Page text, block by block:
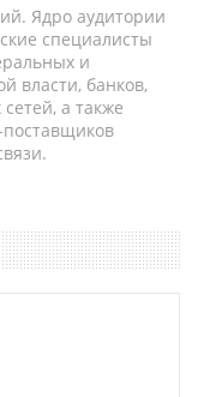
Ядро аудитории
специалисты
и
власти, банков,
а также